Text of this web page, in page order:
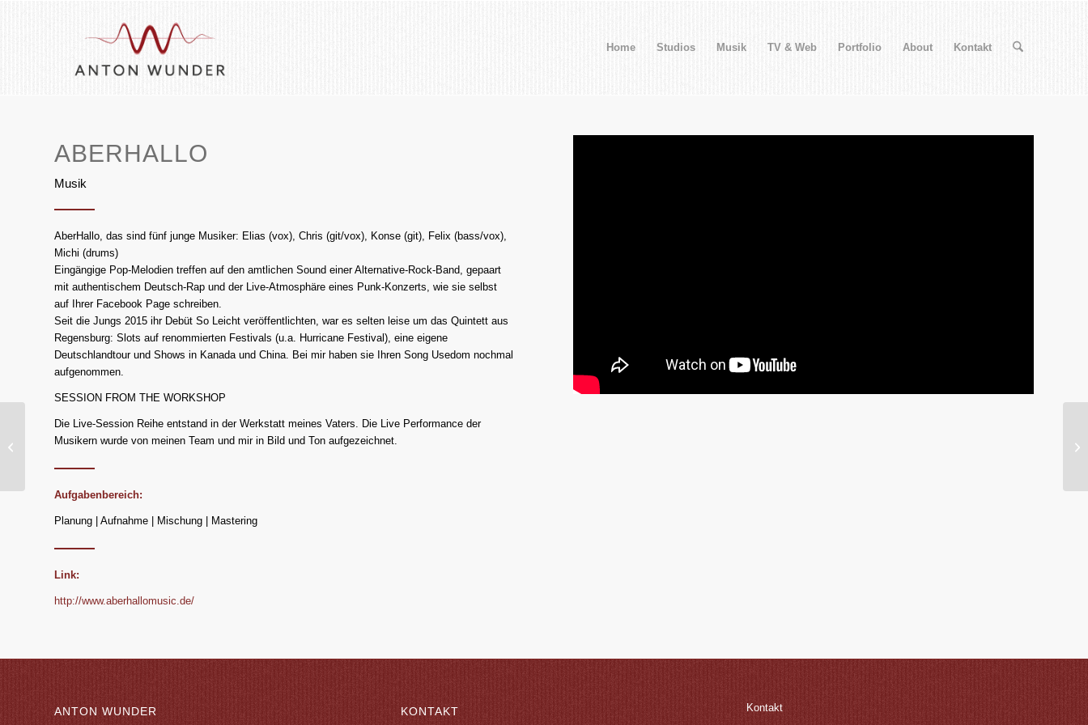
Home Studios Musik TV & Web Portfolio About Kontakt
ABERHALLO
Musik
AberHallo, das sind fünf junge Musiker: Elias (vox), Chris (git/vox), Konse (git), Felix (bass/vox),
Michi (drums)
Eingängige Pop-Melodien treffen auf den amtlichen Sound einer Alternative-Rock-Band, gepaart
mit authentischem Deutsch-Rap und der Live-Atmosphäre eines Punk-Konzerts, wie sie selbst
auf Ihrer Facebook Page schreiben.
Seit die Jungs 2015 ihr Debüt So Leicht veröffentlichten, war es selten leise um das Quintett aus
Regensburg: Slots auf renommierten Festivals (u.a. Hurricane Festival), eine eigene
Deutschlandtour und Shows in Kanada und China. Bei mir haben sie Ihren Song Usedom nochmal
aufgenommen.
SESSION FROM THE WORKSHOP
Die Live-Session Reihe entstand in der Werkstatt meines Vaters. Die Live Performance der
Musikern wurde von meinen Team und mir in Bild und Ton aufgezeichnet.
Aufgabenbereich:
Planung | Aufnahme | Mischung | Mastering
Link:
http://www.aberhallomusic.de/
ANTON WUNDER KONTAKT Kontakt
Genial daneben